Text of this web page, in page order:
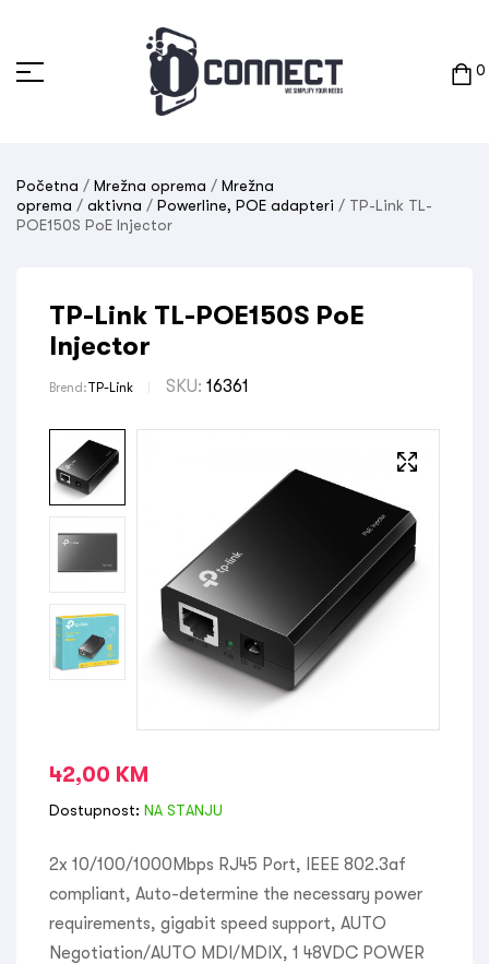
0
Početna / Mrežna oprema / Mrežna
oprema / aktivna / Powerline, POE adapteri / TP-Link TL-
POE150S PoE Injector
TP-Link TL-POE150S PoE
Injector
Brend:TP-Link SKU: 16361
42,00 KM
Dostupnost: NA STANJU
2x 10/100/1000Mbps RJ45 Port, IEEE 802.3af
compliant, Auto-determine the necessary power
requirements, gigabit speed support, AUTO
Negotiation/AUTO MDI/MDIX, 1 48VDC POWER